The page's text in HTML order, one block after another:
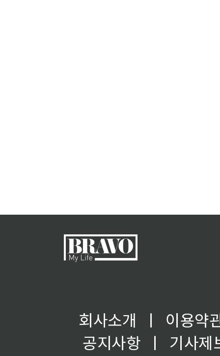
회사소개 ㅣ
이용약
공지사항
ㅣ
기사제